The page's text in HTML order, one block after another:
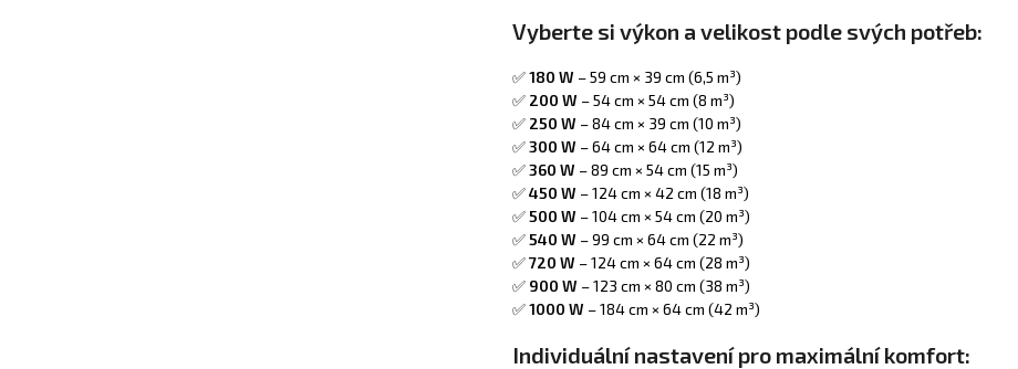
Vyberte si výkon a velikost podle svých potřeb:
✅180 W – 59 cm × 39 cm (6,5 m³)
✅ 200 W – 54 cm × 54 cm (8 m³)
✅ 250 W – 84 cm × 39 cm (10 m³)
✅300 W – 64 cm × 64 cm (12 m³)
✅360 W – 89 cm × 54 cm (15 m³)
✅450 W – 124 cm × 42 cm (18 m³)
✅500 W – 104 cm × 54 cm (20 m³)
✅540 W – 99 cm × 64 cm (22 m³)
✅720 W – 124 cm × 64 cm (28 m³)
✅ 900 W – 123 cm × 80 cm (38 m³)
✅1000 W – 184 cm × 64 cm (42 m³)
Individuální nastavení pro maximální komfort: